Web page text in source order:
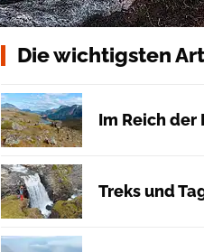
Die wichtigsten
Im Reich der
Treks und